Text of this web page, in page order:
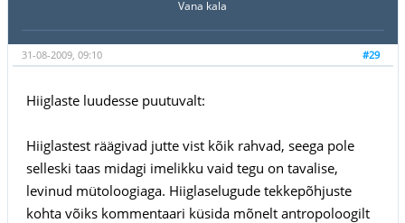
Vana kala
#29
31-08-2009, 09:10
Hiiglaste luudesse puutuvalt:
Hiiglastest räägivad jutte vist kõik rahvad, seega pole
selleski taas midagi imelikku vaid tegu on tavalise,
levinud mütoloogiaga. Hiiglaselugude tekkepõhjuste
kohta võiks kommentaari küsida mõnelt antropoloogilt